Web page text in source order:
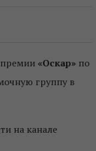
«Оскар» по
группу в
на канале